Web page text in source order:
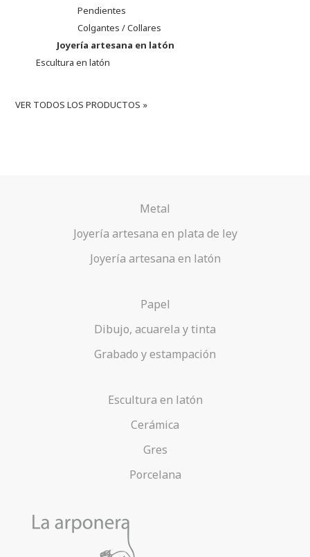
Pendientes
Colgantes / Collares
Joyería artesana en latón
Escultura en latón
VER TODOS LOS PRODUCTOS »
Metal
Joyería artesana en plata de ley
Joyería artesana en latón
Papel
Dibujo, acuarela y tinta
Grabado y estampación
Escultura en latón
Cerámica
Gres
Porcelana